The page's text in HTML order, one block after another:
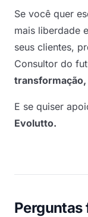
Se você quer
mais liberdade
seus clientes,
Consultor do
E se quiser
Evolutto.
Perguntas